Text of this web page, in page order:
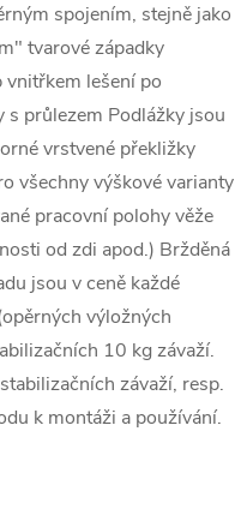
spojením, stejně jako
tvarové západky
lešení po
průlezem Podlážky jsou
vrstvené překližky
všechny výškové varianty
pracovní polohy věže
od zdi apod.) Bržděná
jsou v ceně každé
výložných
10 kg závaží.
závaží, resp.
k montáži a používání.